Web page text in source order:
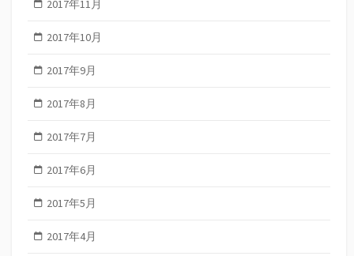
2017年11月
2017年10月
2017年9月
2017年8月
2017年7月
2017年6月
2017年5月
2017年4月